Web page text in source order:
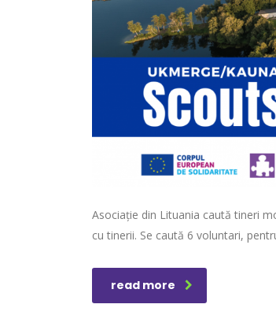
Asociație din Lituania caută tineri
cu tinerii. Se caută 6 voluntari,
read more